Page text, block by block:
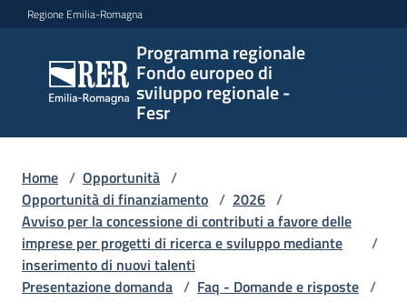
Vai al contenuto
Vai alla navigazione
Vai al footer
Regione Emilia-Romagna
Programma regionale
Fondo europeo di
sviluppo regionale -
Fesr
Programma
regionale
Fondo
europeo di
regionale -
Fesr
Novità
Home / Opportunità /
Opportunità di finanziamento / 2026 /
Avviso per la concessione di contributi a favore delle
imprese per progetti di ricerca e sviluppo mediante
inserimento di nuovi talenti
/
Presentazione domanda / Faq - Domande e risposte /